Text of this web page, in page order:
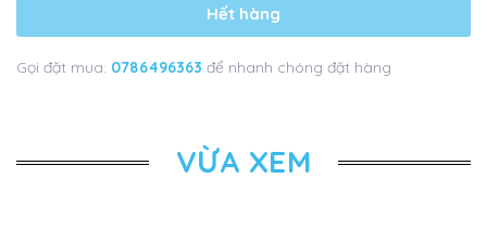
Hết hàng
Gọi đặt mua: 0786496363 để nhanh chóng đặt hàng
VỪA XEM